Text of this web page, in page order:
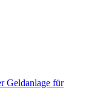
Geldanlage für